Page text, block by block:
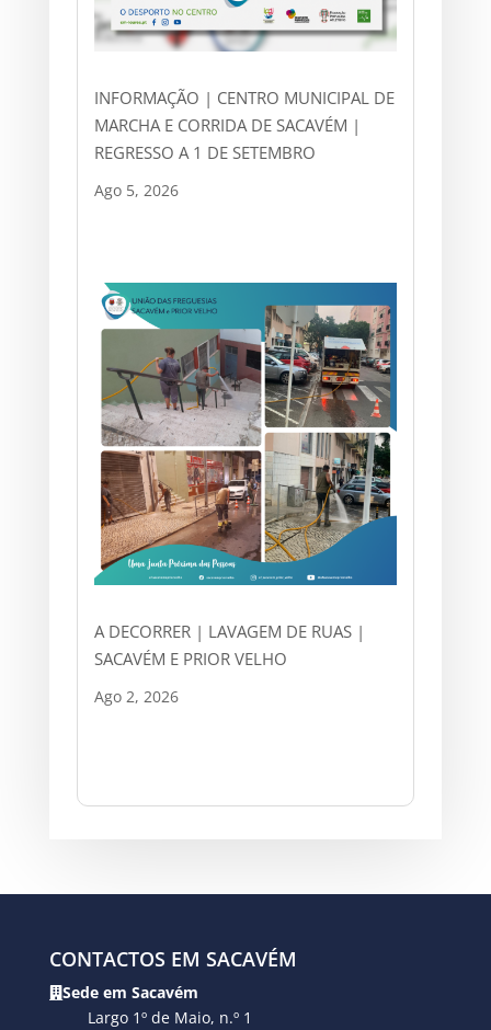
INFORMAÇÃO | CENTRO MUNICIPAL DE
MARCHA E CORRIDA DE SACAVÉM |
REGRESSO A 1 DE SETEMBRO
Ago 5, 2026
A DECORRER | LAVAGEM DE RUAS |
SACAVÉM E PRIOR VELHO
Ago 2, 2026
CONTACTOS EM SACAVÉM
Sede em Sacavém
Largo 1º de Maio, n.º 1